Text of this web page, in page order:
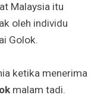
Malaysia itu
oleh individu
Golok.
ketika menerima
malam tadi.